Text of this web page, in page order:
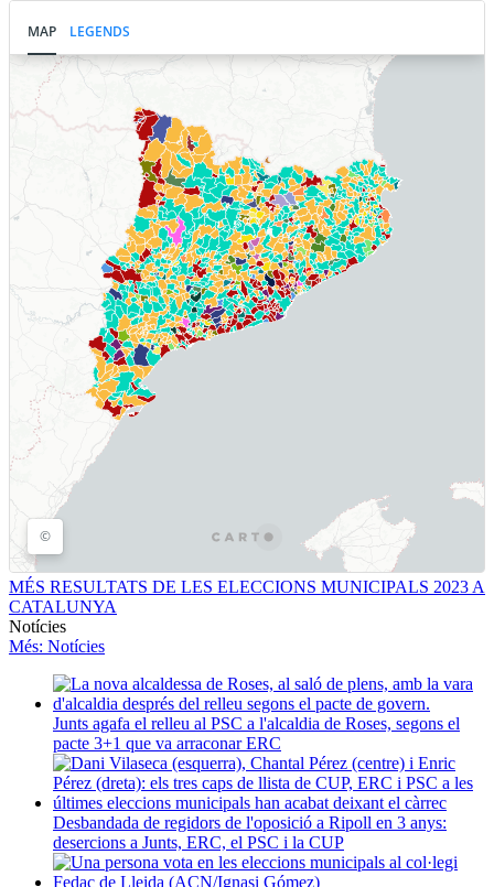
MÉS RESULTATS DE LES ELECCIONS MUNICIPALS 2023 A
CATALUNYA
Notícies
Més: Notícies
Junts agafa el relleu al PSC a l'alcaldia de Roses, segons el
pacte 3+1 que va arraconar ERC
Desbandada de regidors de l'oposició a Ripoll en 3 anys:
desercions a Junts, ERC, el PSC i la CUP